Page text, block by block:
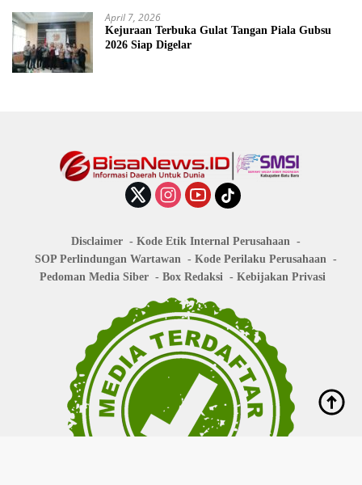
April 7, 2026
Kejuraan Terbuka Gulat Tangan Piala Gubsu
2026 Siap Digelar
Disclaimer
Kode Etik Internal Perusahaan
SOP Perlindungan Wartawan
Kode Perilaku Perusahaan
Pedoman Media Siber
Box Redaksi Kebijakan Privasi